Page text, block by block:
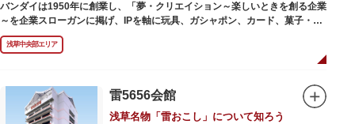
バンダイは1950年に創業し、「夢・クリエイション～楽しいときを創る企業
～を企業スローガンに掲げ、IPを軸に玩具、ガシャポン、カード、菓子・食
品・食玩、アパレル、日用雑貨など、お客さまの身近で楽しんでいただける
エンターテインメントをお届けしています。
浅草中央部エリア
雷5656会館
浅草名物「雷おこし」について知ろう